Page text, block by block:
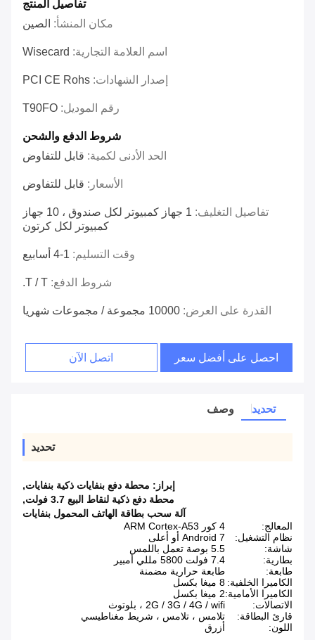
تفاصيل المنتج
مكان المنشأ: الصين
اسم العلامة التجارية: Wisecard
إصدار الشهادات: PCI CE Rohs
رقم الموديل: T90FO
شروط الدفع والشحن
الحد الأدنى لكمية: قابل للتفاوض
الأسعار: قابل للتفاوض
تفاصيل التغليف:
1 جهاز كمبيوتر لكل صندوق ، 10 جهاز
كمبيوتر لكل كرتون
وقت التسليم: 1-4 أسابيع
شروط الدفع: T / T.
القدرة على العرض: 10000 مجموعة / مجموعات شهريا
احصل على أفضل سعر اتصل الآن
تحديد وصف
تحديد
إبراز: محطة دفع بنفايات ذكية بنفايات,
محطة دفع ذكية لنقاط البيع 3.7 فولت
,
آلة سحب بطاقة الهاتف المحمول بنفايات
المعالج:
4 كور ARM Cortex-A53
نظام التشغيل:
Android 7 أو أعلى
شاشة:
5.5 بوصة تعمل باللمس
بطارية:
7.4 فولت 5800 مللي أمبير
طابعة:
طابعة حرارية مضمنة
الكاميرا الخلفية: 8 ميغا بكسل
الكاميرا الأمامية:2 ميغا بكسل
الاتصالات:
2G / 3G / 4G / wifi ، بلوتوث
قارئ البطاقة:
تلامس ، تلامس ، شريط مغناطيسي
اللون:
أزرق